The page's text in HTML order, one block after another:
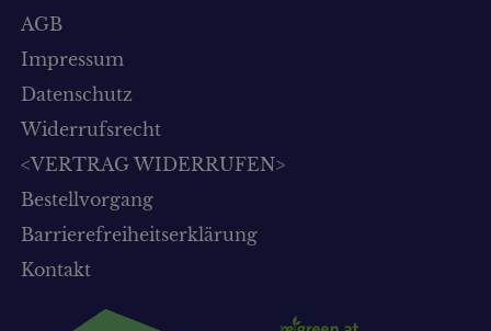
AGB
Impressum
Datenschutz
Widerrufsrecht
<VERTRAG WIDERRUFEN>
Bestellvorgang
Barrierefreiheitserklärung
Kontakt